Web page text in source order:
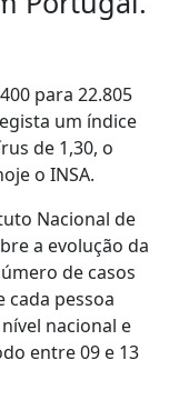
para 22.805
um índice
de 1,30, o
o INSA.
Nacional de
a evolução da
de casos
cada pessoa
nacional e
entre 09 e 13